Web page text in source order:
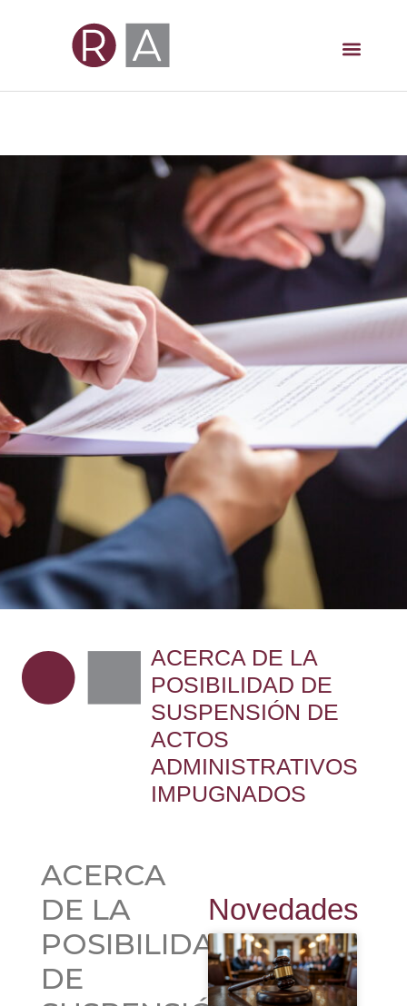
ACERCA DE LA
POSIBILIDAD DE
SUSPENSIÓN DE
ACTOS
ADMINISTRATIVOS
IMPUGNADOS
ACERCA
DE LA
POSIBILIDAD
DE
Novedades